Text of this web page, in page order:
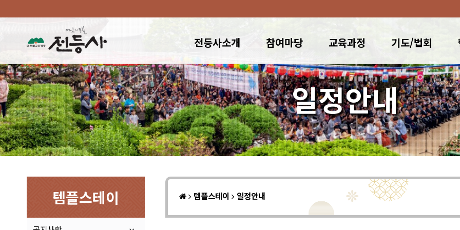
전등사소개 참여마당 교육과정 기도/법회
일정안내
템플스테이 템플스테이 일정안내